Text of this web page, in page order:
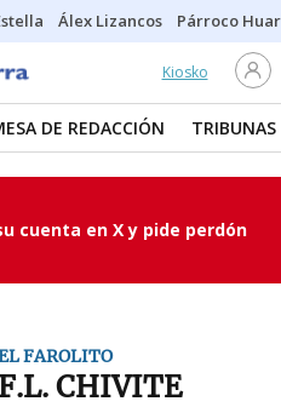
Álex Lizancos Párroco
Kiosko
DE REDACCIÓN TRIBUNAS
cuenta en X y pide perdón
FAROLITO
F.L. CHIVITE